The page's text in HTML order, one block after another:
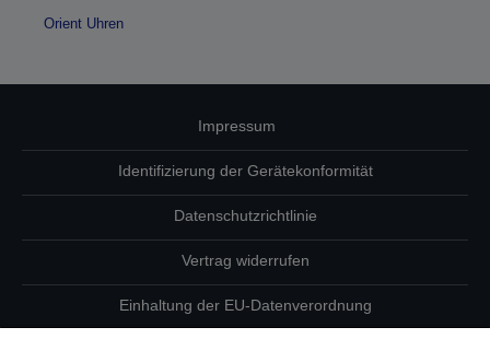
Orient Uhren
Impressum
Identifizierung der Gerätekonformität
Datenschutzrichtlinie
Vertrag widerrufen
Einhaltung der EU-Datenverordnung